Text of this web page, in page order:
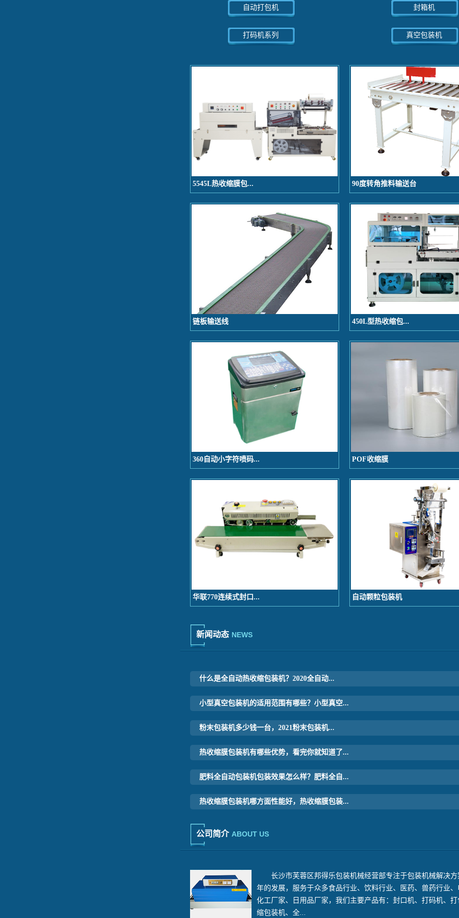
自动打包机 封箱机
打码机系列 真空包装机
5545L热收缩膜包... 90度转角推料输送台
链板输送线 450L型热收缩包...
360自动小字符喷码... POF收缩膜
华联770连续式封口... 自动颗粒包装机
新闻动态 NEWS
什么是全自动热收缩包装机？2020全自动...
小型真空包装机的适用范围有哪些？小型真空...
粉末包装机多少钱一台，2021粉末包装机...
热收缩膜包装机有哪些优势，看完你就知道了...
肥料全自动包装机包装效果怎么样？肥料全自...
热收缩膜包装机哪方面性能好，热收缩膜包装...
公司简介 ABOUT US
长沙市芙蓉区邦得乐包装机械经营部专注于包装机械解决
年的发展，服务于众多食品行业、饮料行业、医药、兽药行业
化工厂家、日用品厂家，我们主要产品有：封口机、打码机、
缩包装机、全...